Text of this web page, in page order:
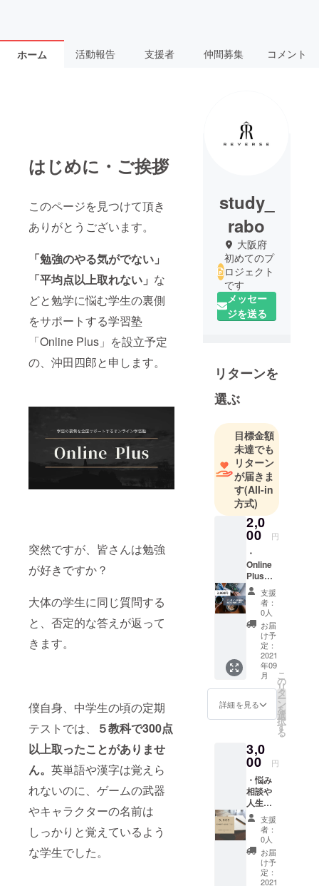
ホーム 活動報告 支援者 仲間募集 コメント
はじめに・ご挨拶
このページを見つけて頂き
ありがとうございます。
「勉強のやる気がでない」
「平均点以上取れない」 な
どと勉学に悩む学生の裏側
をサポートする学習塾
「Online Plus」を設立予定
の、沖田四郎と申します。
突然ですが、皆さんは勉強
が好きですか？
大体の学生に同じ質問する
と、否定的な答えが返って
きます。
僕自身、中学生の頃の定期
テストでは、
５教科で300点
以上取ったことがありませ
ん。 英単語や漢字は覚えら
れないのに、ゲームの武器
やキャラクターの名前は
しっかりと覚えているよう
な学生でした。
study_
rabo
大阪府
初めてのプ
ロジェクト
です
メッセー
ジを送る
リターンを
選ぶ
目標金額
未達でも
リターン
が届きま
す(All-in
方式)
2,0
00 円
・
Online
Plusを
応援し
たい。
・勉強
に対す
る自主
性を持
たせた
い。
（支援
者の方
にはお
礼の
せて頂
きま
す）
支援
者：
0人
お届
け予
定：
2021
年09
月
詳細を見る
こ
の
リ
タ
ー
ン
を
選
択
す
る
3,0
00 円
・悩み
相談や
人生相
談（15
分）
【手
順】 ①
メール
アドレ
スに
支援
者：
0人
お届
け予
定：
2021